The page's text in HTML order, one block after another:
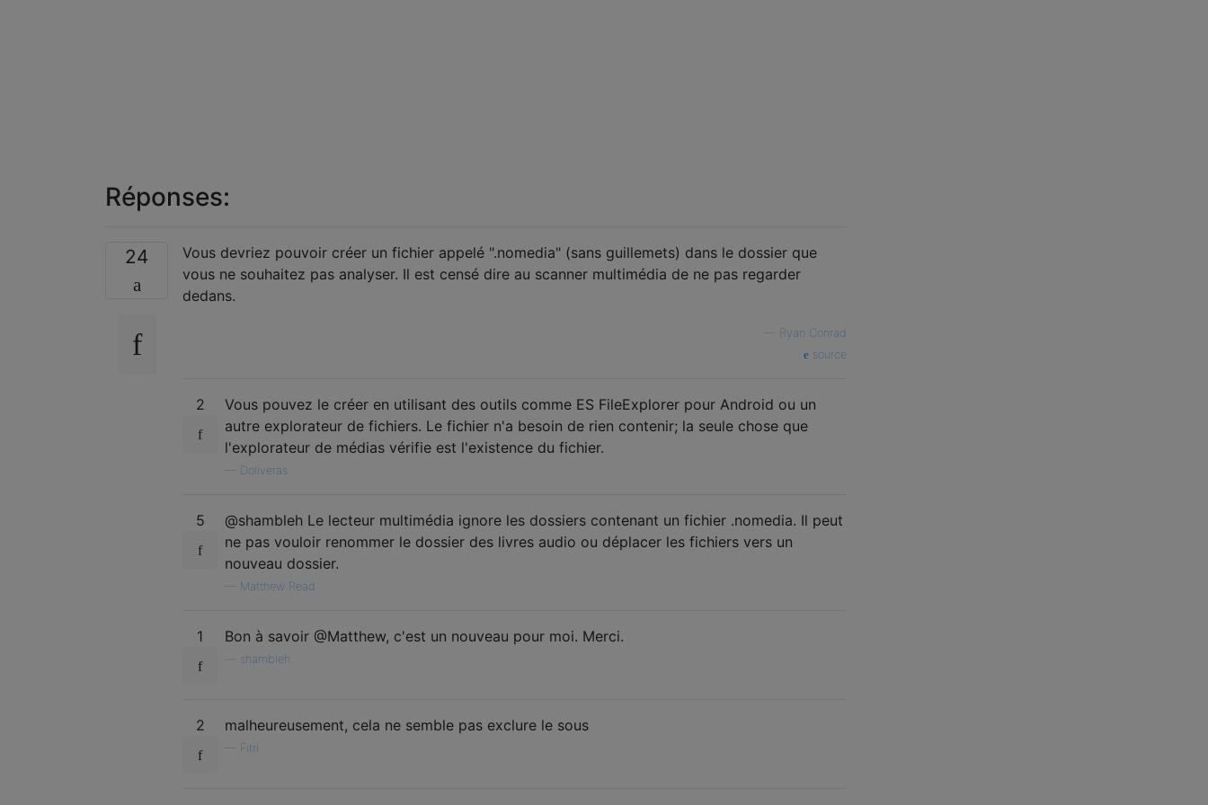
Réponses:
24
Vous devriez pouvoir créer un fichier appelé ".nomedia" (sans guillemets) dans le dossier que
vous ne souhaitez pas analyser. Il est censé dire au scanner multimédia de ne pas regarder
dedans.
Ryan Conrad
source
2
Vous pouvez le créer en utilisant des outils comme ES FileExplorer pour Android ou un
autre explorateur de fichiers. Le fichier n'a besoin de rien contenir; la seule chose que
l'explorateur de médias vérifie est l'existence du fichier.
Doliveras
5
@shambleh Le lecteur multimédia ignore les dossiers contenant un fichier .nomedia. Il peut
ne pas vouloir renommer le dossier des livres audio ou déplacer les fichiers vers un
nouveau dossier.
Matthew Read
1 Bon à savoir @Matthew, c'est un nouveau pour moi. Merci.
shambleh
2 malheureusement, cela ne semble pas exclure le sous
Fitri